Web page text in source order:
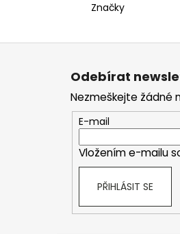
Značky
Z
Odebírat
Nezmeškejte žádné
E-mail
Vložením e-mailu
PŘIHLÁSIT SE